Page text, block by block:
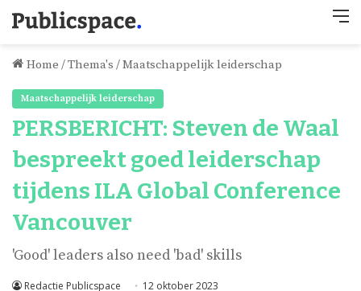
Home /Thema's /Maatschappelijk leiderschap
Maatschappelijk leiderschap
PERSBERICHT: Steven de Waal
bespreekt goed leiderschap
tijdens ILA Global Conference
Vancouver
'Good' leaders also need 'bad' skills
Redactie Publicspace 12 oktober 2023